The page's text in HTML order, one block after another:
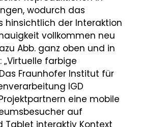
wodurch das
hinsichtlich der Interaktion
vollkommen neu
Abb. ganz oben und in
„Virtuelle farbige
Fraunhofer Institut für
IGD
eine mobile
auf